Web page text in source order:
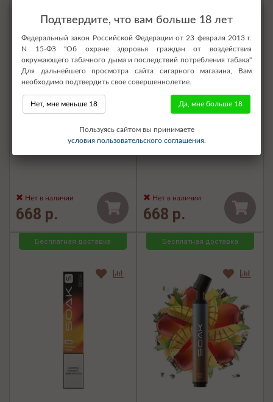
Pods S 3500 - Jello Coke
(Мармеладная кола)
Нет в наличии
668 р.
Pods S 3500 - Watermelon
Smoothie (Арбузный смузи)
Нет в наличии
668 р.
Бесплатная доставка Бесплатная доставка
Подтвердите, что вам больше 18 лет
Федеральный закон Российской Федерации от 23 февраля 2013 г.
N 15-ФЗ "Об охране здоровья граждан от воздействия
окружающего табачного дыма и последствий потребления табака"
Для дальнейшего просмотра сайта сигарного магазина, Вам
необходимо подтвердить свое совершеннолетие.
Нет, мне меньше 18 Да, мне больше 18
Пользуясь сайтом вы принимаете
условия пользовательского соглашения.